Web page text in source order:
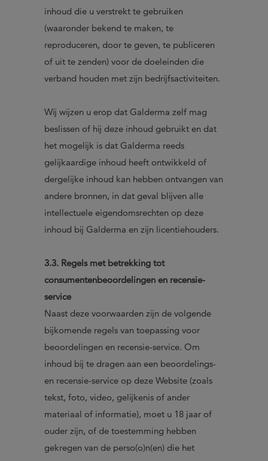
inhoud die u verstrekt te gebruiken
(waaronder bekend te maken, te
reproduceren, door te geven, te publiceren
of uit te zenden) voor de doeleinden die
verband houden met zijn bedrijfsactiviteiten.
Wij wijzen u erop dat Galderma zelf mag
beslissen of hij deze inhoud gebruikt en dat
het mogelijk is dat Galderma reeds
gelijkaardige inhoud heeft ontwikkeld of
dergelijke inhoud kan hebben ontvangen van
andere bronnen, in dat geval blijven alle
intellectuele eigendomsrechten op deze
inhoud bij Galderma en zijn licentiehouders.
3.3. Regels met betrekking tot
consumentenbeoordelingen en recensie-
service
Naast deze voorwaarden zijn de volgende
bijkomende regels van toepassing voor
beoordelingen en recensie-service. Om
inhoud bij te dragen aan een beoordelings-
en recensie-service op deze Website (zoals
tekst, foto, video, gelijkenis of ander
materiaal of informatie), moet u 18 jaar of
ouder zijn, of de toestemming hebben
gekregen van de perso(o)n(en) die het